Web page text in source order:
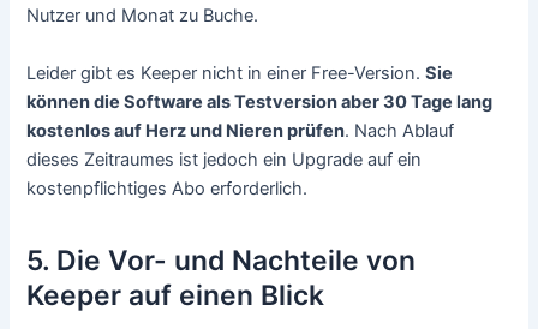
Nutzer und Monat zu Buche.
Leider gibt es Keeper nicht in einer Free-Version.Sie
können die Software als Testversion aber 30 Tage lang
kostenlos auf Herz und Nieren prüfen. Nach Ablauf
dieses Zeitraumes ist jedoch ein Upgrade auf ein
kostenpflichtiges Abo erforderlich.
5. Die Vor- und Nachteile von
Keeper auf einen Blick